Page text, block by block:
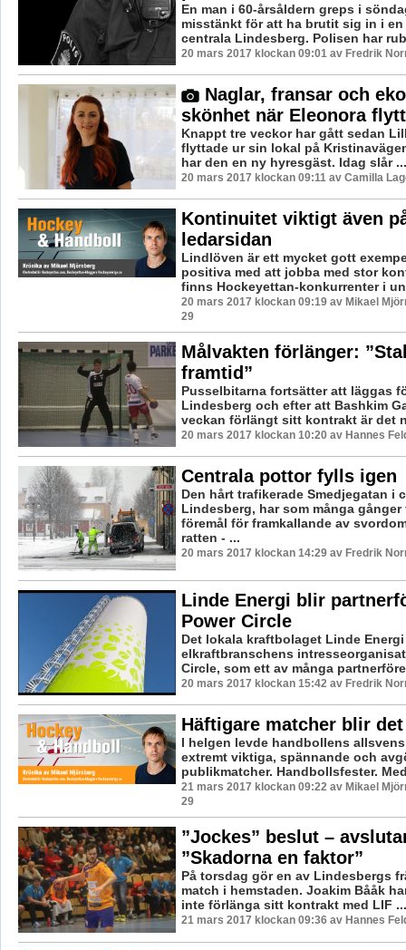
En man i 60-årsåldern greps i
misstänkt för att ha brutit sig in i
centrala Lindesberg. Polisen har
20 mars 2017 klockan 09:01 av Fredrik
Naglar, fransar och
skönhet när Eleonora
Knappt tre veckor har gått sedan
flyttade ur sin lokal på
har den en ny hyresgäst. Idag slår ...
20 mars 2017 klockan 09:11 av Camilla
Kontinuitet viktigt även
ledarsidan
Lindlöven är ett mycket gott
positiva med att jobba med stor
finns Hockeyettan-konkurrenter i
20 mars 2017 klockan 09:19 av Mikael
29
Målvakten förlänger:
framtid”
Pusselbitarna fortsätter att läggas
Lindesberg och efter att Bashkim
veckan förlängt sitt kontrakt är det
20 mars 2017 klockan 10:20 av Hannes
Centrala pottor fylls igen
Den hårt trafikerade Smedjegatan i
Lindesberg, har som många
föremål för framkallande av
ratten - ...
20 mars 2017 klockan 14:29 av Fredrik
Linde Energi blir
Power Circle
Det lokala kraftbolaget Linde
elkraftbranschens
Circle, som ett av många
20 mars 2017 klockan 15:42 av Fredrik
Häftigare matcher blir
I helgen levde handbollens
extremt viktiga, spännande och
publikmatcher. Handbollsfester.
21 mars 2017 klockan 09:22 av Mikael
29
”Jockes” beslut –
”Skadorna en faktor”
På torsdag gör en av Lindesbergs
match i hemstaden. Joakim Bååk
inte förlänga sitt kontrakt med LIF ...
21 mars 2017 klockan 09:36 av Hannes